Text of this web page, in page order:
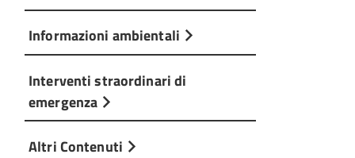
Informazioni ambientali
Interventi straordinari di
emergenza
Altri Contenuti